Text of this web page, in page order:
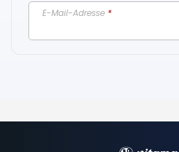
E-Mail-Adresse *